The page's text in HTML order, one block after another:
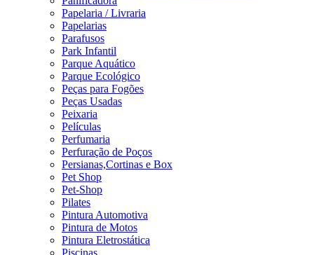
Papelaria / Livraria
Papelarias
Parafusos
Park Infantil
Parque Aquático
Parque Ecológico
Peças para Fogões
Peças Usadas
Peixaria
Películas
Perfumaria
Perfuração de Poços
Persianas,Cortinas e Box
Pet Shop
Pet-Shop
Pilates
Pintura Automotiva
Pintura de Motos
Pintura Eletrostática
Piscinas